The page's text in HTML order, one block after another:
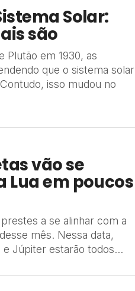
Solar:
são
Plutão em 1930, as
que o sistema solar
isso mudou no
vão se
Lua em poucos
a se alinhar com a
mês. Nessa data,
Júpiter estarão todos...